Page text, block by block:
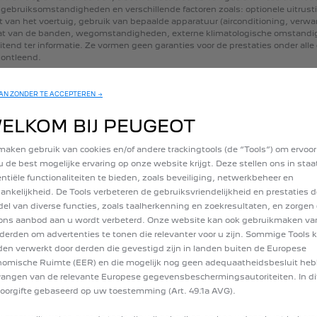
gebruiksomstandigheden en verschillende factoren zoals: optionele
van het voertuig, gebruik van bepaalde apparatuur (airconditioning,
van de banden, wegomstandigheden, externe klimatologische
ter informatie. Ze vormen geen garanties voor de prestaties onder alle
ontleend.
PEUGEOT 5008 SUV
hem zelf samen met de Peugeot configurator: kies de afwerking, de
Allure en GT
ZONDER TE ACCEPTEREN →
BIJ PEUGEOT
gebruik van cookies en/of andere trackingtools (de “Tools”) om
de best mogelijke ervaring op onze website krijgt. Deze stellen ons in
functionaliteiten te bieden, zoals beveiliging, netwerkbeheer en
De Tools verbeteren de gebruiksvriendelijkheid en prestaties
van diverse functies, zoals taalherkenning en zoekresultaten, en zorgen
aanbod aan u wordt verbeterd. Onze website kan ook gebruikmaken
om advertenties te tonen die relevanter voor u zijn. Sommige Tools
verwerkt door derden die gevestigd zijn in landen buiten de Europese
Ruimte (EER) en die mogelijk nog geen adequaatheidsbesluit
van de relevante Europese gegevensbeschermingsautoriteiten. In
gebaseerd op uw toestemming (Art. 49.1a AVG).